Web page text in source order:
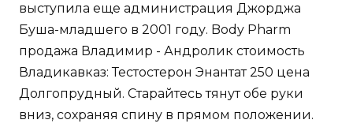
выступила еще администрация Джорджа
Буша-младшего в 2001 году. Body Pharm
продажа Владимир - Андролик стоимость
Владикавказ: Тестостерон Энантат 250 цена
Долгопрудный. Старайтесь тянут обе руки
вниз, сохраняя спину в прямом положении.